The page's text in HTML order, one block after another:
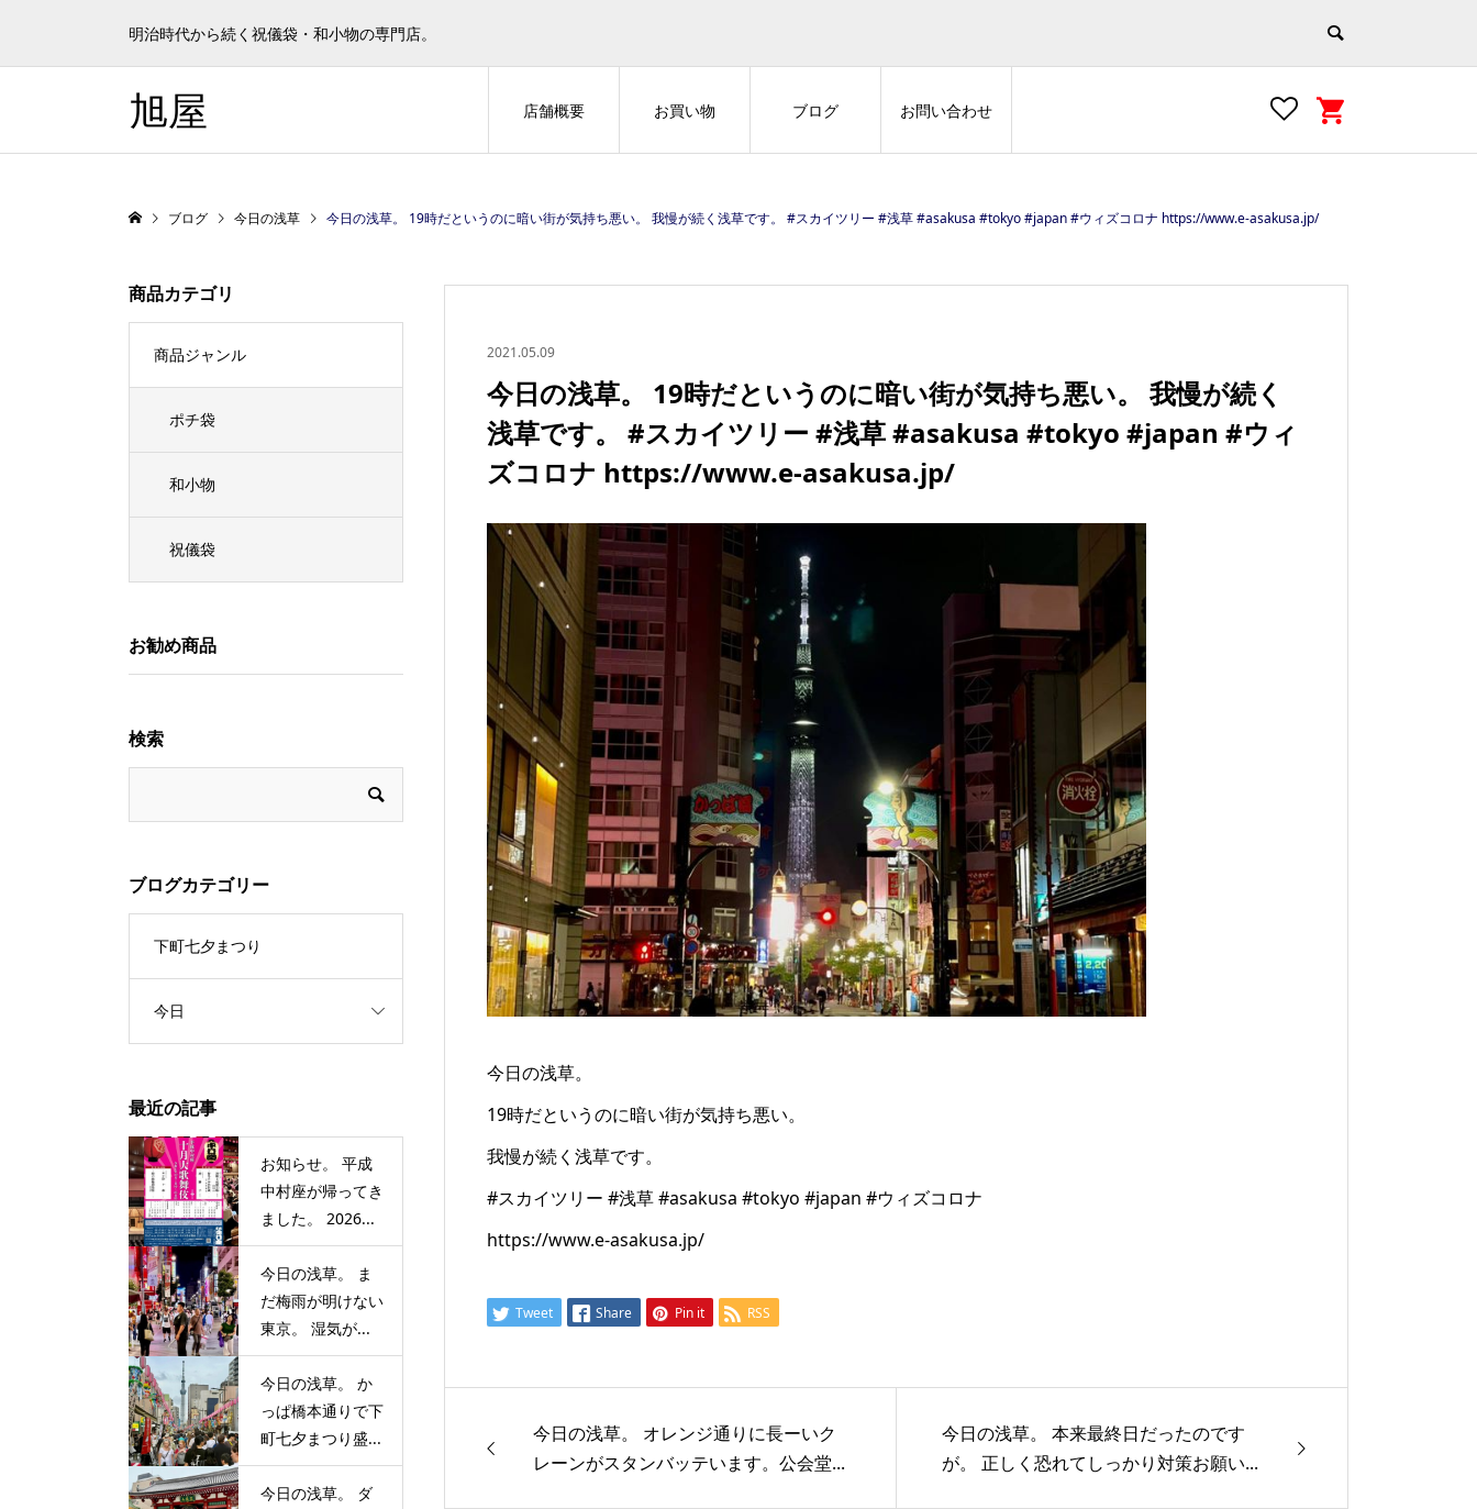
明治時代から続く祝儀袋・和小物の専門店。
旭屋 店舗概要 お買い物 ブログ お問い合わせ
ブログ 今日の浅草 今日の浅草。 19時だというのに暗い街が気持ち悪い。 我慢が続く浅草です。 #スカイツリー #浅草 #asakusa #tokyo #japan #ウィズコロナ https://www.e-asakusa.jp/
2021.05.09
今日の浅草。 19時だというのに暗い街が気持ち悪い。 我慢が続く
浅草です。 #スカイツリー #浅草 #asakusa #tokyo #japan #ウィ
ズコロナ https://www.e-asakusa.jp/
今日の浅草。
19時だというのに暗い街が気持ち悪い。
我慢が続く浅草です。
#スカイツリー #浅草 #asakusa #tokyo #japan #ウィズコロナ
https://www.e-asakusa.jp/
Tweet Share Pin it RSS
今日の浅草。 オレンジ通りに長ーいク
レーンがスタンバッテいます。公会堂...
今日の浅草。 本来最終日だったのです
が。 正しく恐れてしっかり対策お願い...
商品カテゴリ
商品ジャンル
ポチ袋
和小物
祝儀袋
お勧め商品
検索
ブログカテゴリー
下町七夕まつり
今日
最近の記事
お知らせ。 平成
中村座が帰ってき
ました。 2026...
今日の浅草。 ま
だ梅雨が明けない
東京。 湿気が...
今日の浅草。 か
っぱ橋本通りで下
町七夕まつり盛...
今日の浅草。 ダ